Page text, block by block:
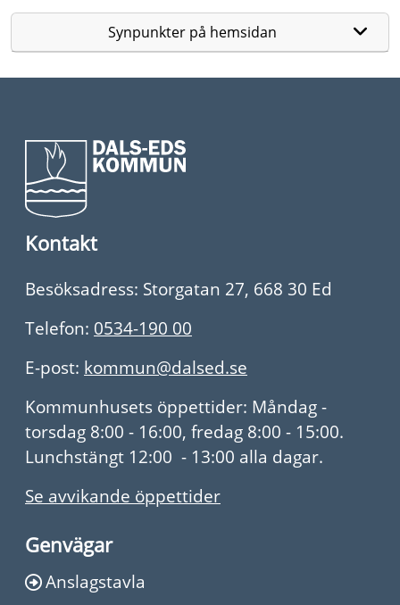
Synpunkter på hemsidan
Kontakt
Besöksadress: Storgatan 27, 668 30 Ed
Telefon: 0534-190 00
E-post: kommun@dalsed.se
Kommunhusets öppettider: Måndag -
torsdag 8:00 - 16:00, fredag 8:00 - 15:00.
Lunchstängt 12:00 - 13:00 alla dagar.
Se avvikande öppettider
Genvägar
Anslagstavla